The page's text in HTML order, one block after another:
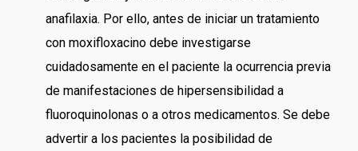
anafilaxia. Por ello, antes de iniciar un tratamiento
con moxifloxacino debe investigarse
cuidadosamente en el paciente la ocurrencia previa
de manifestaciones de hipersensibilidad a
fluoroquinolonas o a otros medicamentos. Se debe
advertir a los pacientes la posibilidad de